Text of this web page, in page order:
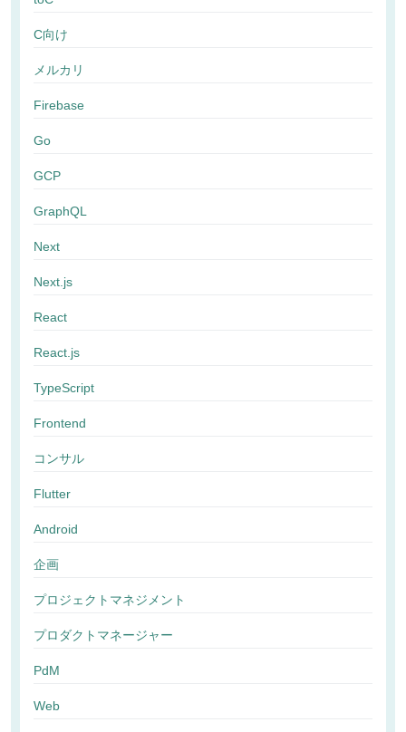
C向け
メルカリ
Firebase
Go
GCP
GraphQL
Next
Next.js
React
React.js
TypeScript
Frontend
コンサル
Flutter
Android
企画
プロジェクトマネジメント
プロダクトマネージャー
PdM
Web